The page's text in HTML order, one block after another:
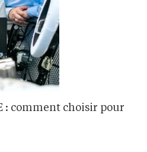
: comment choisir pour